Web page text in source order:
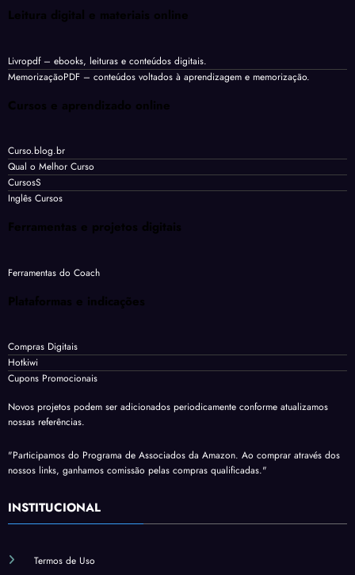
Leitura digital e materiais online
Livropdf– ebooks, leituras e conteúdos digitais.
MemorizaçãoPDF – conteúdos voltados à aprendizagem e memorização.
Cursos e aprendizado online
Curso.blog.br
Qual o Melhor Curso
CursosS
Inglês Cursos
Ferramentas e projetos digitais
Ferramentas do Coach
Plataformas e indicações
Compras Digitais
Hotkiwi
Cupons Promocionais
Novos projetos podem ser adicionados periodicamente conforme atualizamos
nossas referências.
"Participamos do Programa de Associados da Amazon. Ao comprar através dos
nossos links, ganhamos comissão pelas compras qualificadas."
INSTITUCIONAL
Termos de Uso